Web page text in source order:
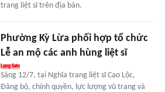
trang liệt sĩ trên địa bàn.
Phường Kỳ Lừa phối hợp tổ chức
Lễ an mộ các anh hùng liệt sĩ
Sáng 12/7, tại Nghĩa trang liệt sĩ Cao Lộc,
Đảng bộ, chính quyền, lực lượng vũ trang và